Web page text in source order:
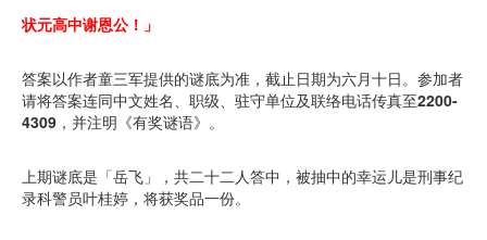
状元高中谢恩公！」
答案以作者童三军提供的谜底为准，截止日期为六月十日。参加者
请将答案连同中文姓名、职级、驻守单位及联络电话传真至2200-
4309 ，并注明《有奖谜语》。
上期谜底是「岳飞」，共二十二人答中，被抽中的幸运儿是刑事纪
录科警员叶桂婷，将获奖品一份。